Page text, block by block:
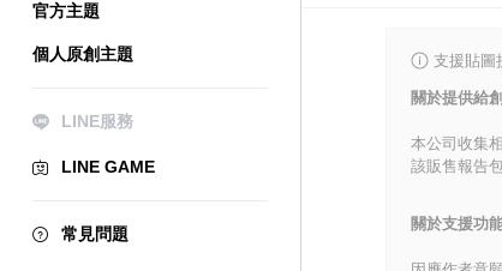
官方主題
個人原創主題
LINE服務
LINE GAME
常見問題
支援貼圖
關於提供給
本公司收集
該販售報告
關於支援功